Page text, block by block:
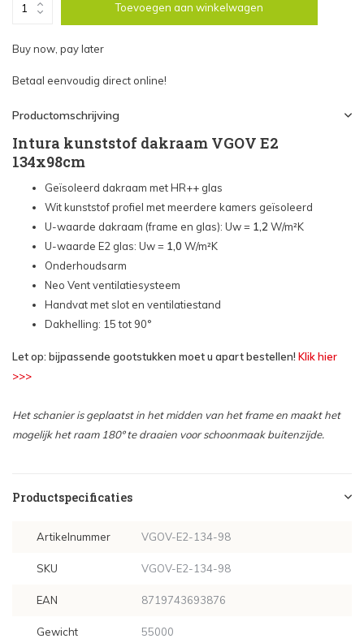
Toevoegen aan winkelwagen
Buy now, pay later
Betaal eenvoudig direct online!
Productomschrijving
Intura kunststof dakraam VGOV E2
134x98cm
Geïsoleerd dakraam met HR++ glas
Wit kunststof profiel met meerdere kamers geïsoleerd
U-waarde dakraam (frame en glas): Uw = 1,2 W/m²K
U-waarde E2 glas: Uw = 1,0 W/m²K
Onderhoudsarm
Neo Vent ventilatiesysteem
Handvat met slot en ventilatiestand
Dakhelling: 15 tot 90°
Let op: bijpassende gootstukken moet u apart bestellen! Klik hier
>>>
Het schanier is geplaatst in het midden van het frame en maakt het
mogelijk het raam 180º te draaien voor schoonmaak buitenzijde.
Productspecificaties
Artikelnummer VGOV-E2-134-98
SKU VGOV-E2-134-98
EAN 8719743693876
Gewicht 55000